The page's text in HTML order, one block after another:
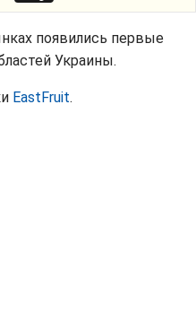
появились первые
Украины.
EastFruit.